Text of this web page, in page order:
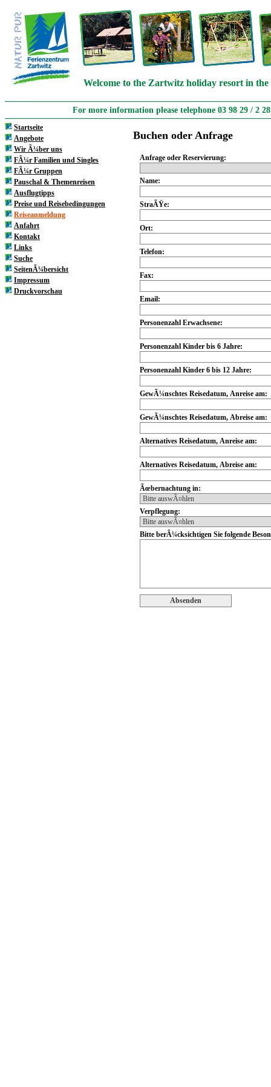
Welcome to the Zartwitz holiday resort in
For more information please telephone 03 98 29 / 2
Startseite
Angebote
Wir Ã¼ber uns
FÃ¼r Familien und Singles
FÃ¼r Gruppen
Pauschal & Themenreisen
Ausflugtipps
Preise und Reisebedingungen
Reiseanmeldung
Anfahrt
Kontakt
Links
Suche
SeitenÃ¼bersicht
Impressum
Druckvorschau
Buchen oder Anfrage
Anfrage oder Reservierung:
Name:
StraÃŸe:
Ort:
Telefon:
Fax:
Email:
Personenzahl Erwachsene:
Personenzahl Kinder bis 6 Jahre:
Personenzahl Kinder 6 bis 12 Jahre:
GewÃ¼nschtes Reisedatum, Anreise am:
GewÃ¼nschtes Reisedatum, Abreise am:
Alternatives Reisedatum, Anreise am:
Alternatives Reisedatum, Abreise am:
Ãœbernachtung in:
Verpflegung:
Bitte berÃ¼cksichtigen Sie folgende